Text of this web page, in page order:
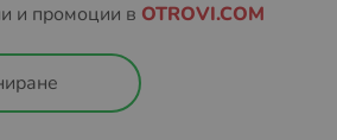
и промоции в OTROVI.COM